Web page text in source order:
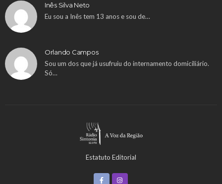
Inês Silva Neto
Eu sou a Inês tem 13 anos e sou de…
Orlando Campos
Sou um dos que já usufruiu do internamento domiciliário.
Só…
Estatuto Editorial